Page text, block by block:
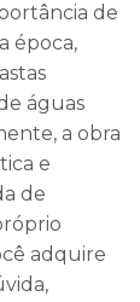
de
época,
águas
a obra
e
de
adquire